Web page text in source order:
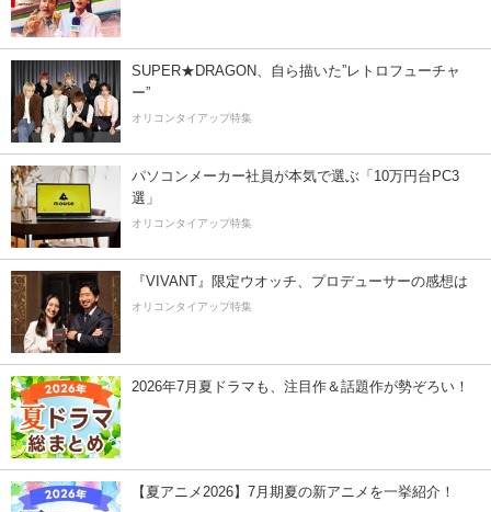
SUPER★DRAGON、自ら描いた”レトロフューチャ
ー”
オリコンタイアップ特集
パソコンメーカー社員が本気で選ぶ「10万円台PC3
選」
オリコンタイアップ特集
『VIVANT』限定ウオッチ、プロデューサーの感想は
オリコンタイアップ特集
2026年7月夏ドラマも、注目作＆話題作が勢ぞろい！
【夏アニメ2026】7月期夏の新アニメを一挙紹介！